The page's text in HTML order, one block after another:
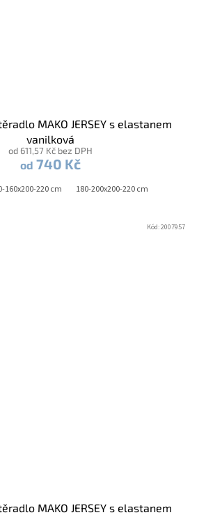
MAKO JERSEY s elastanem
vanilková
od 611,57 Kč bez DPH
od 740 Kč
160x200-220 cm 180-200x200-220 cm
MAKO JERSEY s elastanem
Kód:2007957